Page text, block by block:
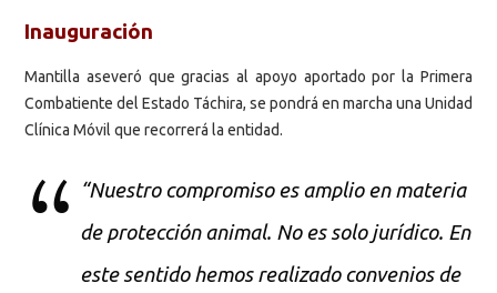
Inauguración
Mantilla aseveró que gracias al apoyo aportado por la Primera
Combatiente del Estado Táchira, se pondrá en marcha una Unidad
Clínica Móvil que recorrerá la entidad.
“Nuestro compromiso es amplio en materia
de protección animal. No es solo jurídico. En
este sentido hemos realizado convenios de